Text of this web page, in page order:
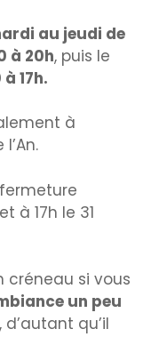
au jeudi de
à 20h, puis le
17h.
à
à 17h le 31
créneau si vous
un peu
qu’il